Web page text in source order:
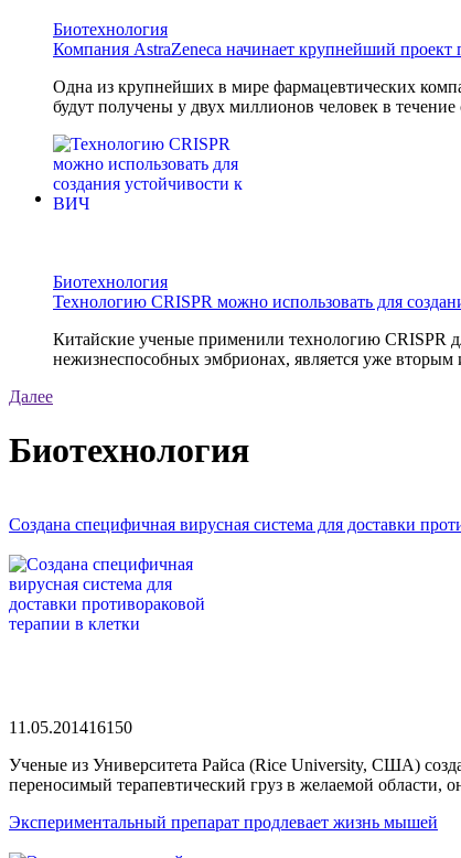
Биотехнология
Компания AstraZeneca начинает крупнейший
Одна из крупнейших в мире фармацевтических
будут получены у двух миллионов человек в течение
Биотехнология
Технологию CRISPR можно использовать для
Китайские ученые применили технологию CRISPR
нежизнеспособных эмбрионах, является уже вторым
Далее
Биотехнология
Создана специфичная вирусная система для доставки
11.05.201416150
Ученые из Университета Райса (Rice University, США)
переносимый терапевтический груз в желаемой
Экспериментальный препарат продлевает жизнь мышей